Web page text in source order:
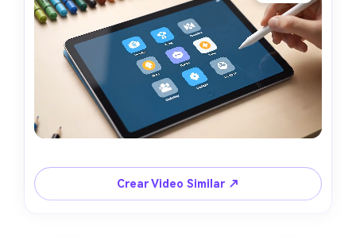
Crear Video Similar ↗